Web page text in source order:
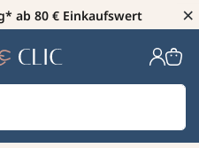
ab 80 € Einkaufswert ×